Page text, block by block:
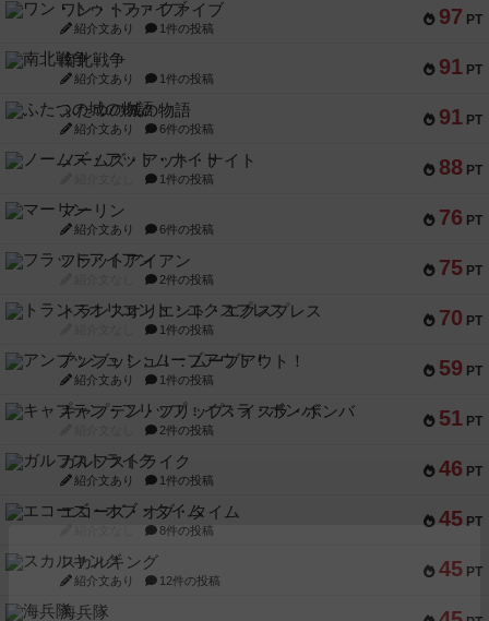
97 PT
ワン・トゥ・ファイブ
紹介文あり 1件の投稿
91 PT
南北戦争
紹介文あり 1件の投稿
91 PT
ふたつの城の物語
紹介文あり 6件の投稿
88 PT
ノームズ・アット・ナイト
1件の投稿
76 PT
マーリン
紹介文あり 6件の投稿
75 PT
フラットアイアン
2件の投稿
70 PT
トランスオリエント・エクスプレス
1件の投稿
59 PT
アンブッシュ！：ムーブアウト！
紹介文あり 1件の投稿
51 PT
キャプテン・フリップ：イスラ・ボンバ
2件の投稿
46 PT
ガルフストライク
紹介文あり 1件の投稿
45 PT
エコーズ・オブ・タイム
8件の投稿
45 PT
スカルキング
紹介文あり 12件の投稿
海兵隊